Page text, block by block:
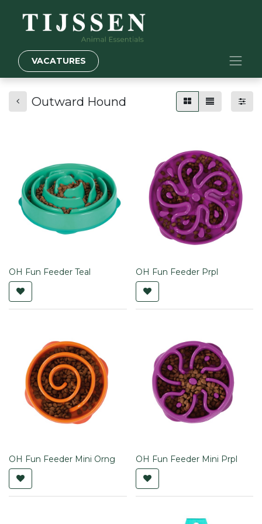
VACATURES
Outward Hound
OH Fun Feeder Teal OH Fun Feeder Prpl
OH Fun Feeder Mini Orng OH Fun Feeder Mini Prpl